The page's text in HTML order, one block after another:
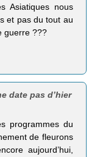
Asiatiques nous
et pas du tout au
guerre ???
date pas d’hier
programmes du
de fleurons
aujourd’hui,